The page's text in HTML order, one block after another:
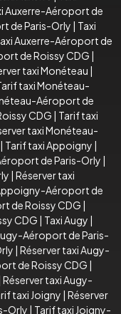
Auxerre-Aéroport de
de Paris-Orly | Taxi
Auxerre-Aéroport de
de Roissy CDG |
taxi Monéteau |
taxi Monéteau-
Aéroport de
CDG | Tarif taxi
taxi Monéteau-
| Tarif taxi Appoigny |
de Paris-Orly |
| Réserver taxi
Aéroport de
de Roissy CDG |
CDG | Taxi Augy |
Aéroport de Paris-
| Réserver taxi Augy-
de Roissy CDG |
Réserver taxi Augy-
taxi Joigny | Réserver
Orly | Tarif taxi Joigny-